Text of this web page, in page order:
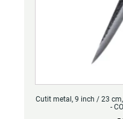
Cutit metal, 9 inch / 23
-